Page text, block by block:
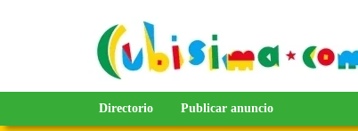
Directorio Publicar anuncio